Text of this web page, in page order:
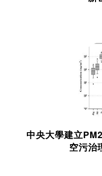
中央大學建立
空污治